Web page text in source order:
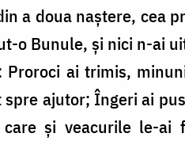
a doua naștere, cea
o Bunule, și nici n-ai
ai trimis,
ajutor; Îngeri ai
și veacurile le-ai